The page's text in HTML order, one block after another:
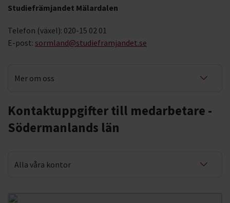
Studiefrämjandet Mälardalen
Telefon (växel): 020-15 02 01
E-post: sormland@studieframjandet.se
Mer om oss
Verksamhetslokaler
Fakturering
Kontaktuppgifter till medarbetare -
Södermanlands län
Alla våra kontor